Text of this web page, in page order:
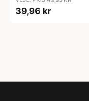
Mushroom
39,96 kr